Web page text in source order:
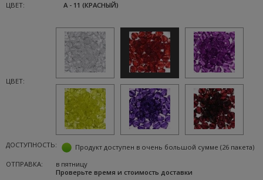
ЦВЕТ:
A - 11 (КРАСНЫЙ)
ЦВЕТ:
ДОСТУПНОСТЬ: Продукт доступен в очень большой сумме (26 пакета)
ОТПРАВКА:
в пятницу
Проверьте время и стоимость доставки